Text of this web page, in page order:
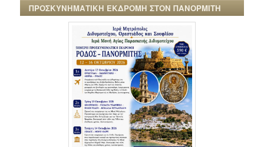
ΠΡΟΣΚΥΝΗΜΑΤΙΚΗ ΕΚΔΡΟΜΗ ΣΤΟΝ ΠΑΝΟΡΜΙΤΗ